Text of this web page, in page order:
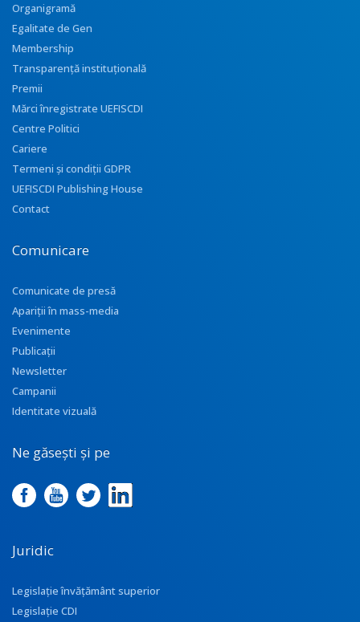
Organigramă
Egalitate de Gen
Membership
Transparenţă instituţională
Premii
Mărci înregistrate UEFISCDI
Centre Politici
Cariere
Termeni și condiții GDPR
UEFISCDI Publishing House
Contact
Comunicare
Comunicate de presă
Apariţii în mass-media
Evenimente
Publicații
Newsletter
Campanii
Identitate vizuală
Ne găsești și pe
Juridic
Legislație învățământ superior
Legislație CDI